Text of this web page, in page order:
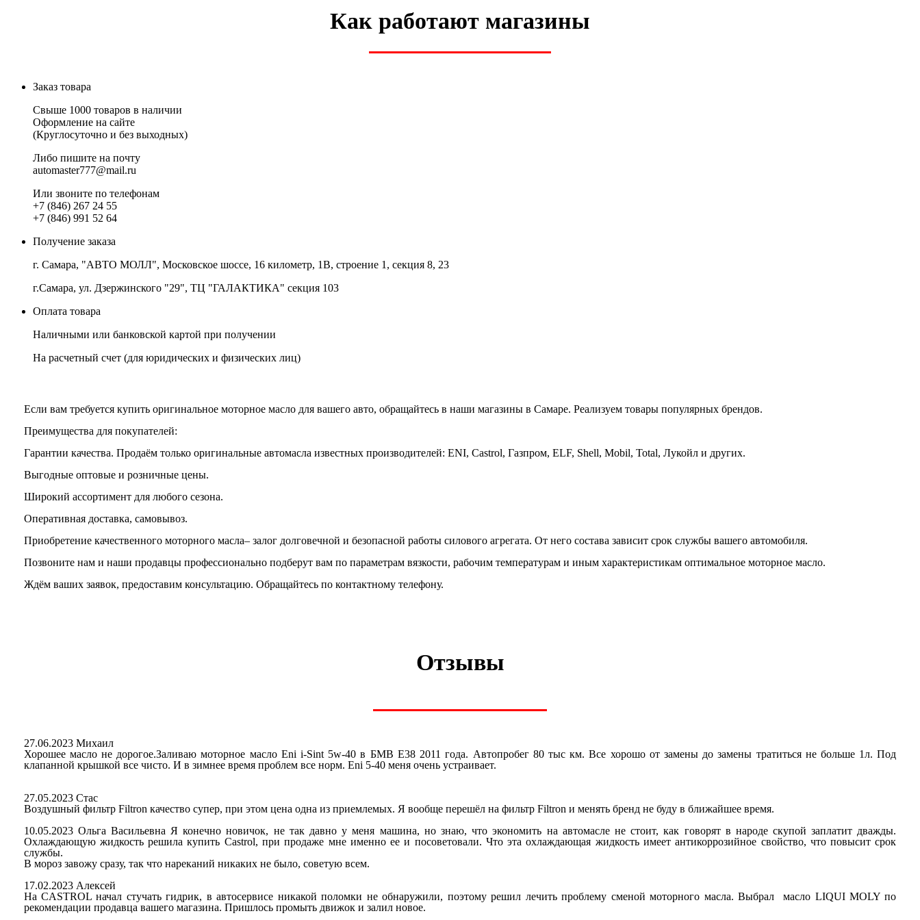
Как работают магазины
Заказ товара
Свыше 1000 товаров в наличии
Оформление на сайте
(Круглосуточно и без выходных)
Либо пишите на почту
automaster777@mail.ru
Или звоните по телефонам
+7 (846) 267 24 55
+7 (846) 991 52 64
Получение заказа
г. Самара, "АВТО МОЛЛ", Московское шоссе, 16 километр, 1В, строение 1, секция 8, 23
г.Самара, ул. Дзержинского "29", ТЦ "ГАЛАКТИКА" секция 103
Оплата товара
Наличными или банковской картой при получении
На расчетный счет (для юридических и физических лиц)
Если вам требуется купить оригинальное моторное масло для вашего авто, обращайтесь в наши магазины в Самаре. Реализуем товары популярных брендов.
Преимущества для покупателей:
Гарантии качества. Продаём только оригинальные автомасла известных производителей: ENI, Castrol, Газпром, ELF, Shell, Mobil, Total, Лукойл и других.
Выгодные оптовые и розничные цены.
Широкий ассортимент для любого сезона.
Оперативная доставка, самовывоз.
Приобретение качественного моторного масла– залог долговечной и безопасной работы силового агрегата. От него состава зависит срок службы вашего автомобиля.
Позвоните нам и наши продавцы профессионально подберут вам по параметрам вязкости, рабочим температурам и иным характеристикам оптимальное моторное масло.
Ждём ваших заявок, предоставим консультацию. Обращайтесь по контактному телефону.
Отзывы
27.06.2023 Михаил
Хорошее масло не дорогое.Заливаю моторное масло Eni i-Sint 5w-40 в БМВ E38 2011 года. Автопробег 80 тыс км. Все хорошо от замены до замены тратиться не больше 1л. Под
клапанной крышкой все чисто. И в зимнее время проблем все норм. Eni 5-40 меня очень устраивает.
27.05.2023 Стас
Воздушный фильтр Filtron качество супер, при этом цена одна из приемлемых. Я вообще перешёл на фильтр Filtron и менять бренд не буду в ближайшее время.
10.05.2023 Ольга Васильевна Я конечно новичок, не так давно у меня машина, но знаю, что экономить на автомасле не стоит, как говорят в народе скупой заплатит дважды.
Охлаждающую жидкость решила купить Castrol, при продаже мне именно ее и посоветовали. Что эта охлаждающая жидкость имеет антикоррозийное свойство, что повысит срок
службы.
В мороз завожу сразу, так что нареканий никаких не было, советую всем.
17.02.2023 Алексей
На CASTROL начал стучать гидрик, в автосервисе никакой поломки не обнаружили, поэтому решил лечить проблему сменой моторного масла. Выбрал масло LIQUI MOLY по
рекомендации продавца вашего магазина. Пришлось промыть движок и залил новое.